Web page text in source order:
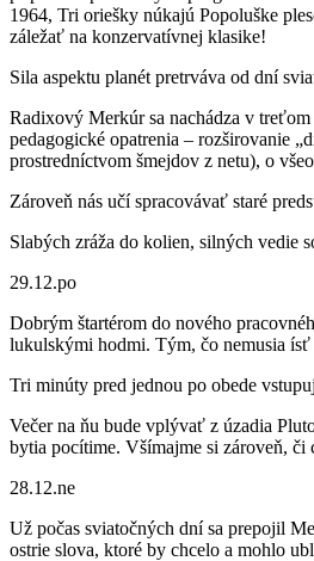
1964, Tri oriešky núkajú Popoluške
záležať na konzervatívnej klasike!
Sila aspektu planét pretrváva od dní
Radixový Merkúr sa nachádza v
pedagogické opatrenia – rozširovanie
prostredníctvom šmejdov z netu), o
Zároveň nás učí spracovávať staré
Slabých zráža do kolien, silných vedie
29.12.po
Dobrým štartérom do nového
lukulskými hodmi. Tým, čo nemusia
Tri minúty pred jednou po obede
Večer na ňu bude vplývať z úzadia
bytia pocítime. Všímajme si zároveň, či
28.12.ne
Už počas sviatočných dní sa prepojil
ostrie slova, ktoré by chcelo a mohlo